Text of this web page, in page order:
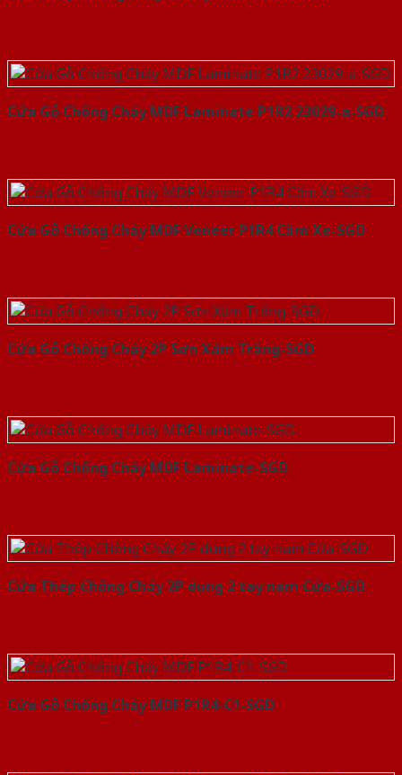
Cửa Gỗ Chống Cháy MDF Laminate P1R2 23029-a-SGD
Cửa Gỗ Chống Cháy MDF Veneer P1R4 Căm Xe-SGD
Cửa Gỗ Chống Cháy 2P Sơn Xám Trắng-SGD
Cửa Gỗ Chống Cháy MDF Laminate-SGD
Cửa Thép Chống Cháy 2P dung 2 tay nam Cửa-SGD
Cửa Gỗ Chống Cháy MDF P1R4-C1-SGD